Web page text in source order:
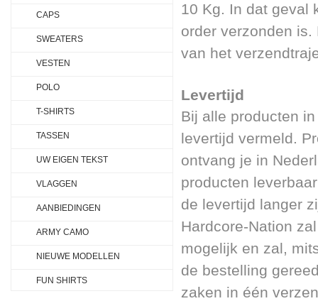
10 Kg. In dat geval
order verzonden
van het
Levertijd
Bij alle producten
levertijd vermeld.
ontvang je in
producten
de levertijd langer
Hardcore-Nation
mogelijk en zal,
de bestelling
zaken in één
CAPS
SWEATERS
VESTEN
POLO
T-SHIRTS
TASSEN
UW EIGEN TEKST
VLAGGEN
AANBIEDINGEN
ARMY CAMO
NIEUWE MODELLEN
FUN SHIRTS